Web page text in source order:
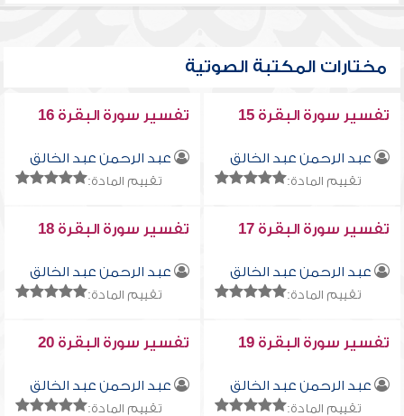
مختارات المكتبة الصوتية
تفسير سورة البقرة 15
عبد الرحمن عبد الخالق
تقييم المادة:
تفسير سورة البقرة 16
عبد الرحمن عبد الخالق
تقييم المادة:
تفسير سورة البقرة 17
عبد الرحمن عبد الخالق
تقييم المادة:
تفسير سورة البقرة 18
عبد الرحمن عبد الخالق
تقييم المادة:
تفسير سورة البقرة 19
عبد الرحمن عبد الخالق
تقييم المادة:
تفسير سورة البقرة 20
عبد الرحمن عبد الخالق
تقييم المادة: